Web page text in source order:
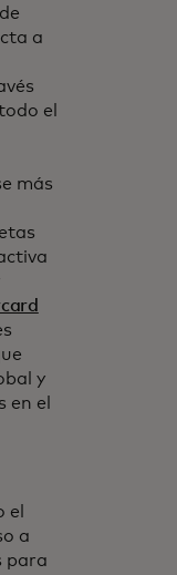
a
el
más
y
en el
el
a
para